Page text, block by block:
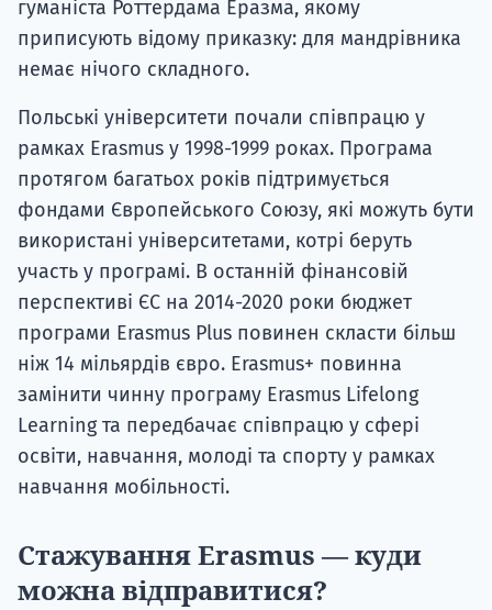
гуманіста Роттердама Еразма, якому
приписують відому приказку: для мандрівника
немає нічого складного.
Польські університети почали співпрацю у
рамках Erasmus у 1998-1999 роках. Програма
протягом багатьох років підтримується
фондами Європейського Союзу, які можуть бути
використані університетами, котрі беруть
участь у програмі. В останній фінансовій
перспективі ЄС на 2014-2020 роки бюджет
програми Erasmus Plus повинен скласти більш
ніж 14 мільярдів євро. Erasmus+ повинна
замінити чинну програму Erasmus Lifelong
Learning та передбачає співпрацю у сфері
освіти, навчання, молоді та спорту у рамках
навчання мобільності.
Стажування Erasmus — куди
можна відправитися?